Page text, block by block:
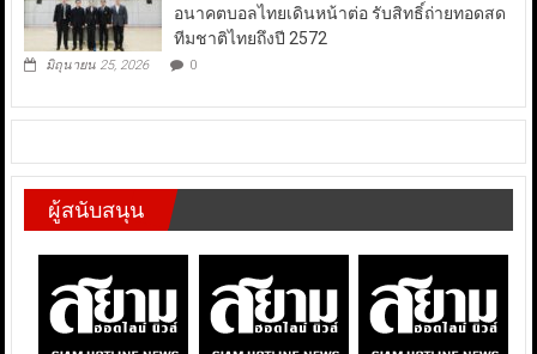
อนาคตบอลไทยเดินหน้าต่อ รับสิทธิ์ถ่ายทอดสด
ทีมชาติไทยถึงปี 2572
มิถุนายน 25, 2026 0
ผู้สนับสนุน